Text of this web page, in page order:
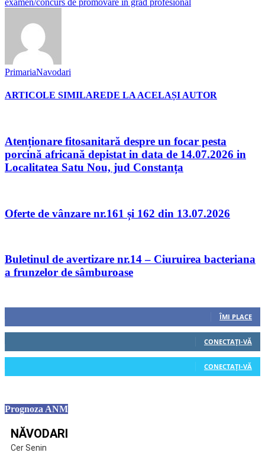
PrimariaNavodari
ARTICOLE SIMILAREDE LA ACELAȘI AUTOR
Atenționare fitosanitară despre un focar pesta
porcină africană depistat in data de 14.07.2026 in
Localitatea Satu Nou, jud Constanța
Oferte de vânzare nr.161 și 162 din 13.07.2026
Buletinul de avertizare nr.14 – Ciuruirea bacteriana
a frunzelor de sâmburoase
ÎMI PLACE
CONECTAȚI-VĂ
CONECTAȚI-VĂ
Prognoza ANM
NĂVODARI
Cer Senin